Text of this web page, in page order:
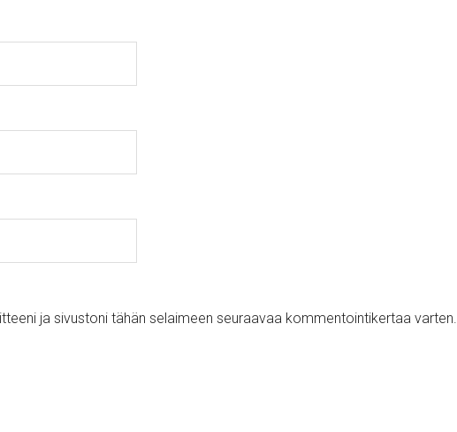
ja sivustoni tähän selaimeen seuraavaa kommentointikertaa varten.